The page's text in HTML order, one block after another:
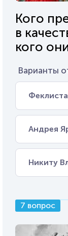
Кого
в
кого
Варианты
Андрея
Никиту
7 вопрос